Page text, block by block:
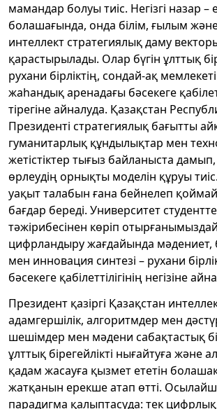
мамандар болуы тиіс. Негізгі назар –
болашағында, онда білім, ғылым
интеллект стратегиялық даму
қарастырылады. Олар бүгін ұлттық
рухани бірліктің, сондай-ақ
жаһандық аренадағы бәсекеге
тірегіне айналуда. Қазақстан
Президенті стратегиялық бағытты
гуманитарлық құндылықтар мен
жетістіктер тығыз байланыста
өрлеудің орнықты моделін құруы
уақыт талабын ғана бейнелеп
бағдар береді. Университет
тәжірибесінен көріп
цифрландыру жағдайында мәдениет,
мен инновация синтезі – рухани
бәсекеге қабілеттілігінің негізіне
Президент қазіргі Қазақстан
адамгершілік, алгоритмдер мен
шешімдер мен мәдени сабақтастық
ұлттық бірегейлікті нығайтуға және
қадам жасауға қызмет ететін
жатқанын ерекше атап өтті.
парадигма қалыптасуда: тек